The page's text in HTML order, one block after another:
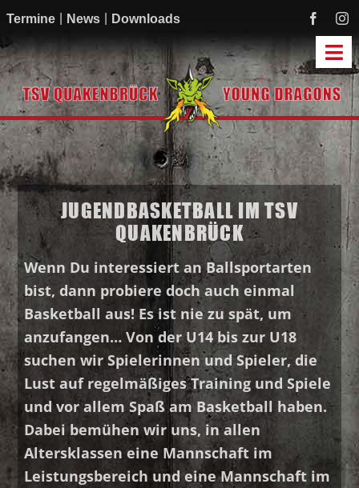
Zum
springen
Termine News Downloads
Start
Mannschaften
Academy
Mitmachen
Sponsoren
Verein
JUGENDBASKETBALL IM TSV
QUAKENBRÜCK
Wenn Du interessiert an Ballsportarten
bist, dann probiere doch auch einmal
Basketball aus! Es ist nie zu spät, um
anzufangen… Von der U14 bis zur U18
suchen wir Spielerinnen und Spieler, die
Lust auf regelmäßiges Training und Spiele
und vor allem Spaß am Basketball haben.
Dabei bemühen wir uns, in allen
Altersklassen eine Mannschaft im
Leistungsbereich und eine Mannschaft im